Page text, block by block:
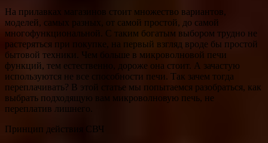
На прилавках магазинов стоит множество вариантов,
моделей, самых разных, от самой простой, до самой
многофункциональной. С таким богатым выбором трудно не
растеряться при покупке, на первый взгляд вроде бы простой
бытовой техники. Чем больше в микроволновой печи
функций, тем естественно, дороже она стоит. А зачастую
используются не все способности печи. Так зачем тогда
переплачивать? В этой статье мы попытаемся разобраться, как
выбрать подходящую вам микроволновую печь, не
переплатив лишнего.
Принцип действия СВЧ